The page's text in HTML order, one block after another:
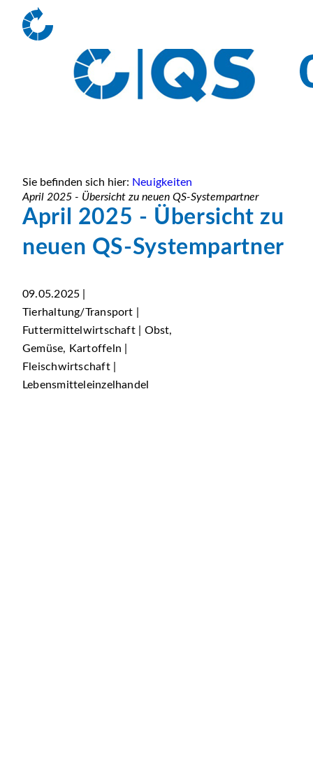
Sie befinden sich hier: Neuigkeiten
April 2025 - Übersicht zu neuen QS-Systempartner
April 2025 - Übersicht zu
neuen QS-Systempartner
09.05.2025 |
Tierhaltung/Transport |
Futtermittelwirtschaft | Obst,
Gemüse, Kartoffeln |
Fleischwirtschaft |
Lebensmitteleinzelhandel